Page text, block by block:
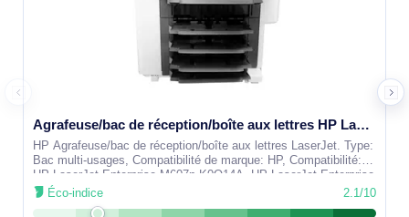
Agrafeuse/bac de réception/boîte aux lettres HP LaserJet - L0H20A
HP Agrafeuse/bac de réception/boîte aux lettres LaserJet. Type:
Bac multi-usages, Compatibilité de marque: HP, Compatibilité:
HP LaserJet Enterprise M607n K0Q14A, HP LaserJet Enterprise
M607dn
Éco-indice 2.1/10